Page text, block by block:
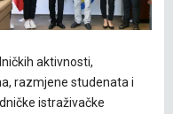
aktivnosti,
razmjene studenata i
istraživačke